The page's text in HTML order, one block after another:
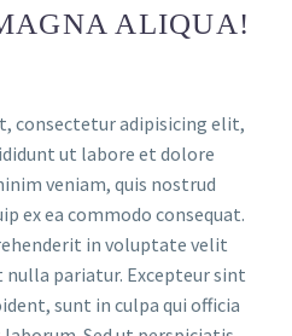
ALIQUA!
consectetur adipisicing elit,
ut labore et dolore
veniam, quis nostrud
ex ea commodo consequat.
in voluptate velit
pariatur. Excepteur sint
sunt in culpa qui officia